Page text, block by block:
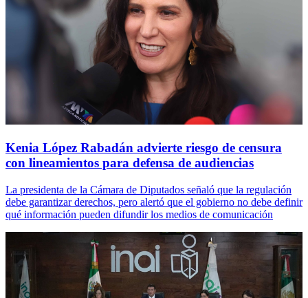
Kenia López Rabadán advierte riesgo de censura
con lineamientos para defensa de audiencias
La presidenta de la Cámara de Diputados señaló que la regulación
debe garantizar derechos, pero alertó que el gobierno no debe definir
qué información pueden difundir los medios de comunicación